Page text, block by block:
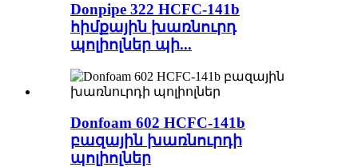
Donpipe 322 HCFC-141b
հիմքային խառնուրդ
պոլիոլներ պի...
Donfoam 602 HCFC-141b
բազային խառնուրդի
պոլիոլներ